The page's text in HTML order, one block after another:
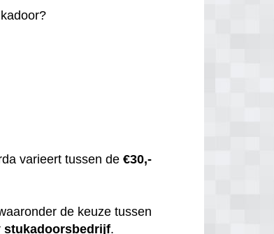
varieert tussen de€30,-
de keuze tussen
stukadoorsbedrijf.